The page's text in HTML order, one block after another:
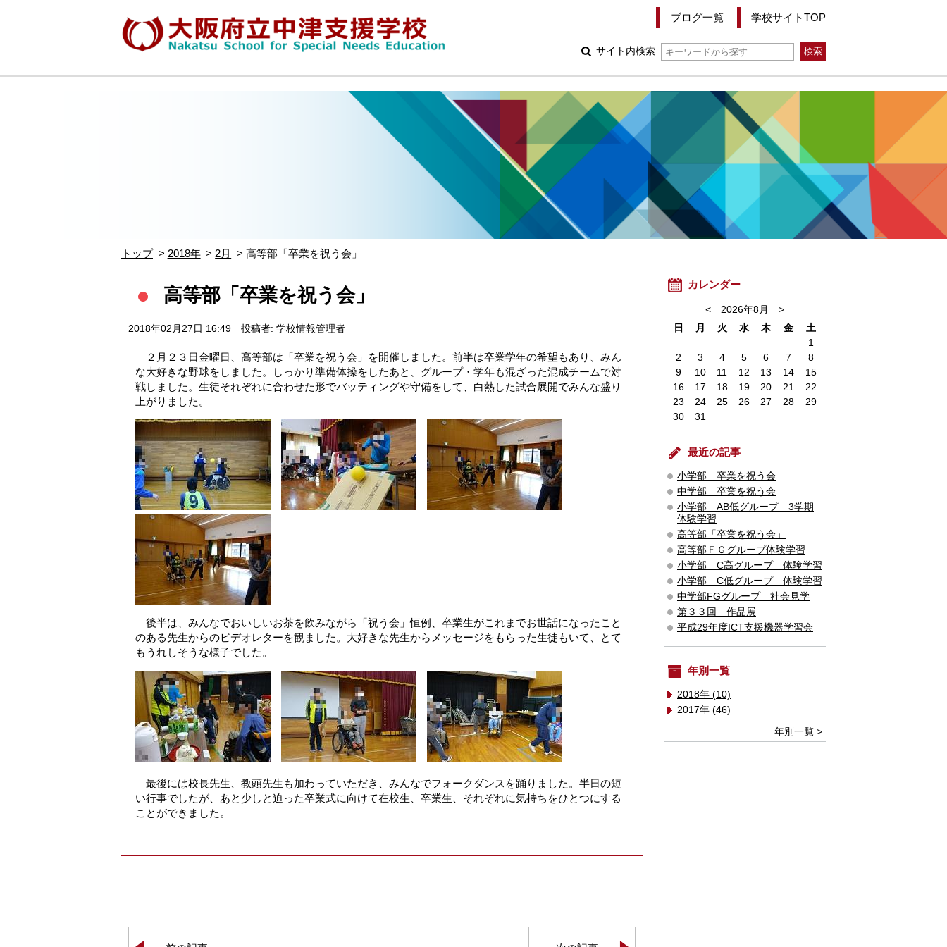
ブログ一覧 学校サイトTOP
サイト内検索
トップ 2018年 2月 高等部「卒業を祝う会」
高等部「卒業を祝う会」
2018年02月27日 16:49 投稿者: 学校情報管理者
２月２３日金曜日、高等部は「卒業を祝う会」を開催しました。前半は卒業学年の希望もあり、みん
な大好きな野球をしました。しっかり準備体操をしたあと、グループ・学年も混ざった混成チームで対
戦しました。生徒それぞれに合わせた形でバッティングや守備をして、白熱した試合展開でみんな盛り
上がりました。
後半は、みんなでおいしいお茶を飲みながら「祝う会」恒例、卒業生がこれまでお世話になったこと
のある先生からのビデオレターを観ました。大好きな先生からメッセージをもらった生徒もいて、とて
もうれしそうな様子でした。
最後には校長先生、教頭先生も加わっていただき、みんなでフォークダンスを踊りました。半日の短
い行事でしたが、あと少しと迫った卒業式に向けて在校生、卒業生、それぞれに気持ちをひとつにする
ことができました。
カレンダー
< 2026年8月
>
日
月 火 水 木 金
土
1
2
3 4 5 6 7
8
9
10 11 12 13 14
15
16
17 18 19 20 21
22
23
24 25 26 27 28
29
30
31
最近の記事
小学部 卒業を祝う会
中学部 卒業を祝う会
小学部 AB低グループ 3学期
体験学習
高等部「卒業を祝う会」
高等部ＦＧグループ体験学習
小学部 C高グループ 体験学習
小学部 C低グループ 体験学習
中学部FGグループ 社会見学
第３３回 作品展
平成29年度ICT支援機器学習会
年別一覧
2018年 (10)
2017年 (46)
年別一覧 >